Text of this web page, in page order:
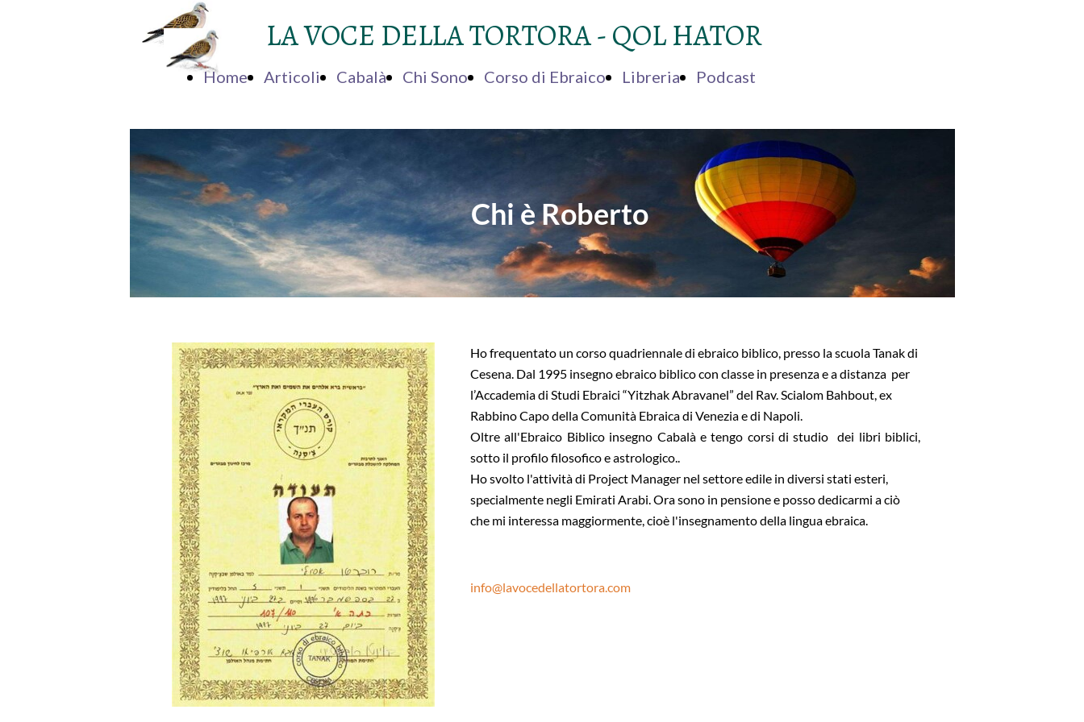
LA VOCE DELLA TORTORA - QOL HATOR
Home Articoli Cabalà Chi Sono Corso di Ebraico Libreria Podcast
Chi è Roberto
Ho frequentato un corso quadriennale di ebraico biblico, presso la scuola Tanak di
Cesena. Dal 1995 insegno ebraico biblico con classe in presenza e a distanza per
l’Accademia di Studi Ebraici “Yitzhak Abravanel” del Rav. Scialom Bahbout, ex
Rabbino Capo della Comunità Ebraica di Venezia e di Napoli.
Oltre all'Ebraico Biblico insegno Cabalà e tengo corsi di studio dei libri biblici,
sotto il profilo filosofico e astrologico..
Ho svolto l'attività di Project Manager nel settore edile in diversi stati esteri,
specialmente negli Emirati Arabi. Ora sono in pensione e posso dedicarmi a ciò
che mi interessa maggiormente, cioè l'insegnamento della lingua ebraica.
info@lavocedellatortora.com